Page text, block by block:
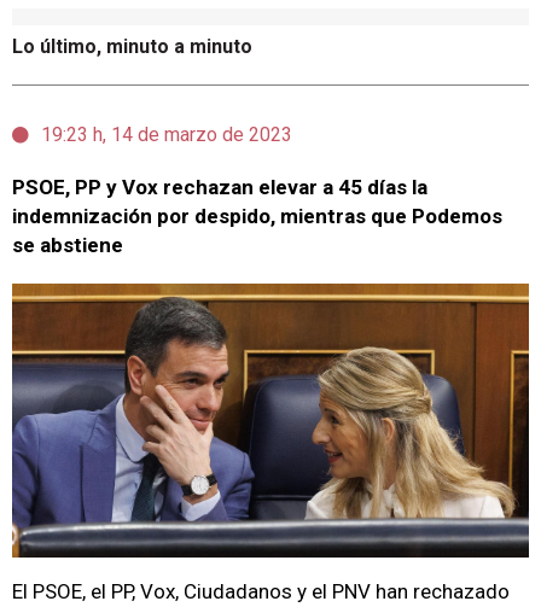
Lo último, minuto a minuto
19:23 h, 14 de marzo de 2023
PSOE, PP y Vox rechazan elevar a 45 días la
indemnización por despido, mientras que Podemos
se abstiene
El PSOE, el PP, Vox, Ciudadanos y el PNV han rechazado